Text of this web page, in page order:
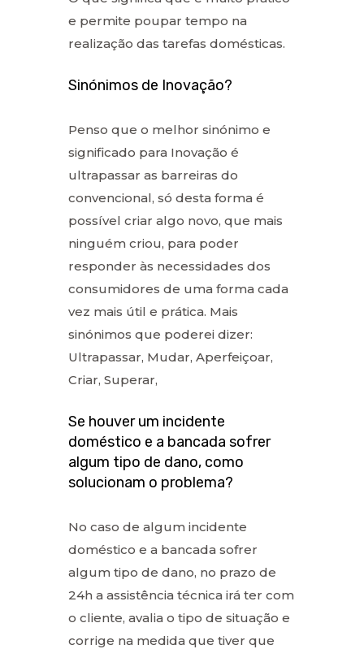
e permite poupar tempo na
realização das tarefas domésticas.
Sinónimos de Inovação?
Penso que o melhor sinónimo e
significado para Inovação é
ultrapassar as barreiras do
convencional, só desta forma é
possível criar algo novo, que mais
ninguém criou, para poder
responder às necessidades dos
consumidores de uma forma cada
vez mais útil e prática. Mais
sinónimos que poderei dizer:
Ultrapassar, Mudar, Aperfeiçoar,
Criar, Superar,
Se houver um incidente
doméstico e a bancada sofrer
algum tipo de dano, como
solucionam o problema?
No caso de algum incidente
doméstico e a bancada sofrer
algum tipo de dano, no prazo de
24h a assistência técnica irá ter com
o cliente, avalia o tipo de situação e
corrige na medida que tiver que